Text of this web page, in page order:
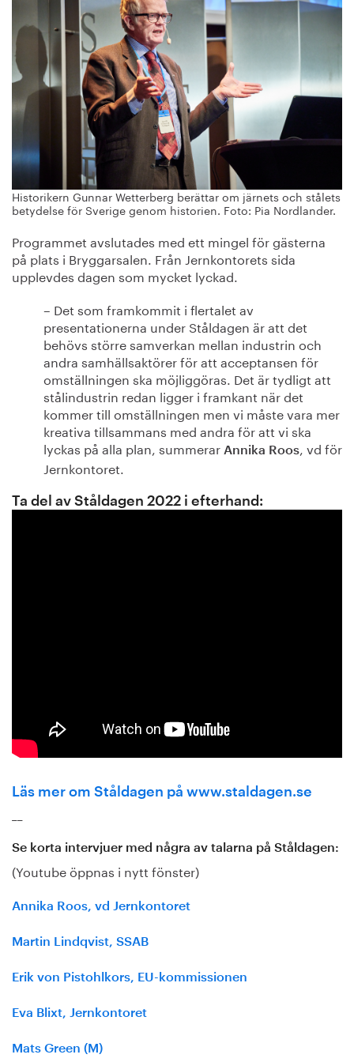
Historikern Gunnar Wetterberg berättar om järnets och stålets
betydelse för Sverige genom historien. Foto: Pia Nordlander.
Programmet avslutades med ett mingel för gästerna
på plats i Bryggarsalen. Från Jernkontorets sida
upplevdes dagen som mycket lyckad.
– Det som framkommit i flertalet av
presentationerna under Ståldagen är att det
behövs större samverkan mellan industrin och
andra samhällsaktörer för att acceptansen för
omställningen ska möjliggöras. Det är tydligt att
stålindustrin redan ligger i framkant när det
kommer till omställningen men vi måste vara mer
kreativa tillsammans med andra för att vi ska
lyckas på alla plan, summerar Annika Roos , vd för
Jernkontoret.
Ta del av Ståldagen 2022 i efterhand:
Läs mer om Ståldagen på www.staldagen.se
Se korta intervjuer med några av talarna på Ståldagen:
(Youtube öppnas i nytt fönster)
Annika Roos, vd Jernkontoret
Martin Lindqvist, SSAB
Erik von Pistohlkors, EU-kommissionen
Eva Blixt, Jernkontoret
Mats Green (M)